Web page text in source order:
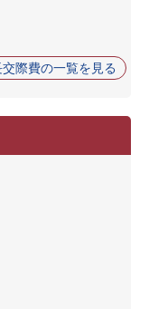
際費の一覧を見る